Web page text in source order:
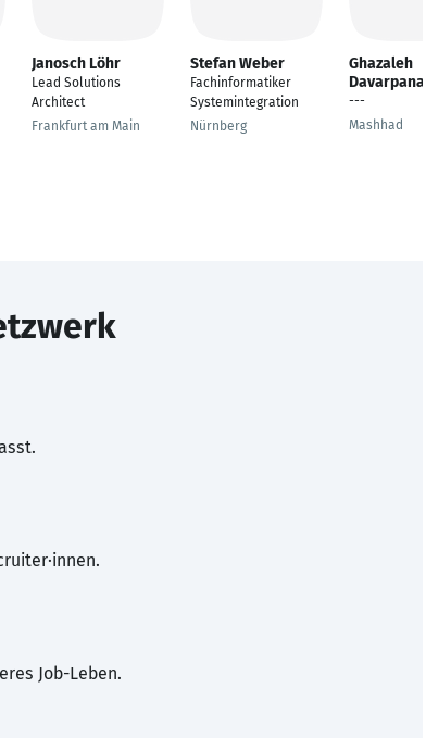
Janosch Löhr
Lead Solutions
Architect
Frankfurt am Main
Stefan Weber
Fachinformatiker
Systemintegration
Nürnberg
Ghazaleh
Davarpanah
---
Mashhad
Job-Leben.